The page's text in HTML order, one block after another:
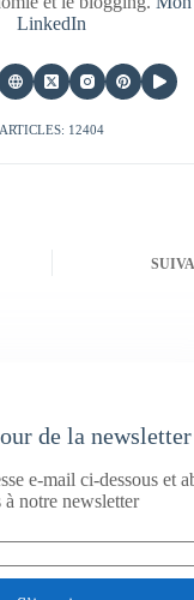
LinkedIn
ARTICLES: 12404
de la newsletter
e-mail ci-dessous et
à notre newsletter